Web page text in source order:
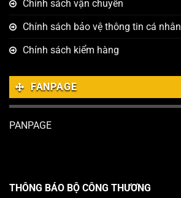
Chính sách vận chuyển
Chính sách bảo vệ thông tin cá nhân
Chính sách kiểm hàng
FANPAGE
PANPAGE
THÔNG BÁO BỘ CÔNG THƯƠNG